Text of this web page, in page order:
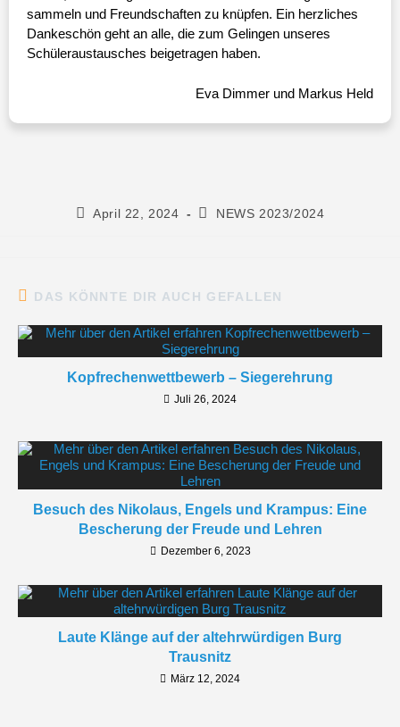
sammeln und Freundschaften zu knüpfen. Ein herzliches
Dankeschön geht an alle, die zum Gelingen unseres
Schüleraustausches beigetragen haben.
Eva Dimmer und Markus Held
April 22, 2024 NEWS 2023/2024
DAS KÖNNTE DIR AUCH GEFALLEN
Kopfrechenwettbewerb – Siegerehrung
Juli 26, 2024
Besuch des Nikolaus, Engels und Krampus: Eine
Bescherung der Freude und Lehren
Dezember 6, 2023
Laute Klänge auf der altehrwürdigen Burg
Trausnitz
März 12, 2024